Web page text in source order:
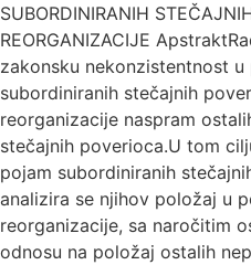
SUBORDINIRANIH
REORGANIZACIJE
zakonsku nekonzistentnost
subordiniranih stečajnih
reorganizacije naspram
stečajnih poverioca.U tom
pojam subordiniranih
analizira se njihov položaj u
reorganizacije, sa naročitim
odnosu na položaj ostalih